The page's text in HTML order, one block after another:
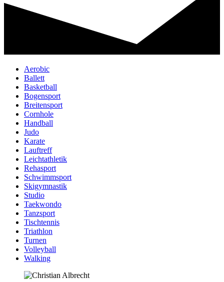
Aerobic
Ballett
Basketball
Bogensport
Breitensport
Cornhole
Handball
Judo
Karate
Lauftreff
Leichtathletik
Rehasport
Schwimmsport
Skigymnastik
Studio
Taekwondo
Tanzsport
Tischtennis
Triathlon
Turnen
Volleyball
Walking